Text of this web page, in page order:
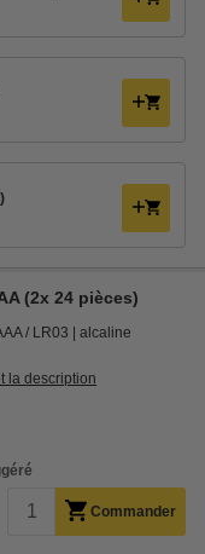
(2x 24 pièces)
/ LR03 alcaline
la description
Commander